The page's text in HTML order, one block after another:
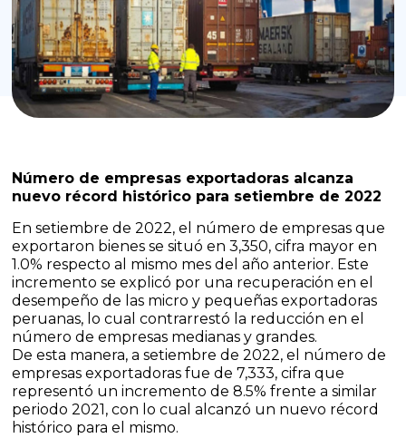
Número de empresas exportadoras alcanza
nuevo récord histórico para setiembre de 2022
En setiembre de 2022, el número de empresas que
exportaron bienes se situó en 3,350, cifra mayor en
1.0% respecto al mismo mes del año anterior. Este
incremento se explicó por una recuperación en el
desempeño de las micro y pequeñas exportadoras
peruanas, lo cual contrarrestó la reducción en el
número de empresas medianas y grandes.
De esta manera, a setiembre de 2022, el número de
empresas exportadoras fue de 7,333, cifra que
representó un incremento de 8.5% frente a similar
periodo 2021, con lo cual alcanzó un nuevo récord
histórico para el mismo.